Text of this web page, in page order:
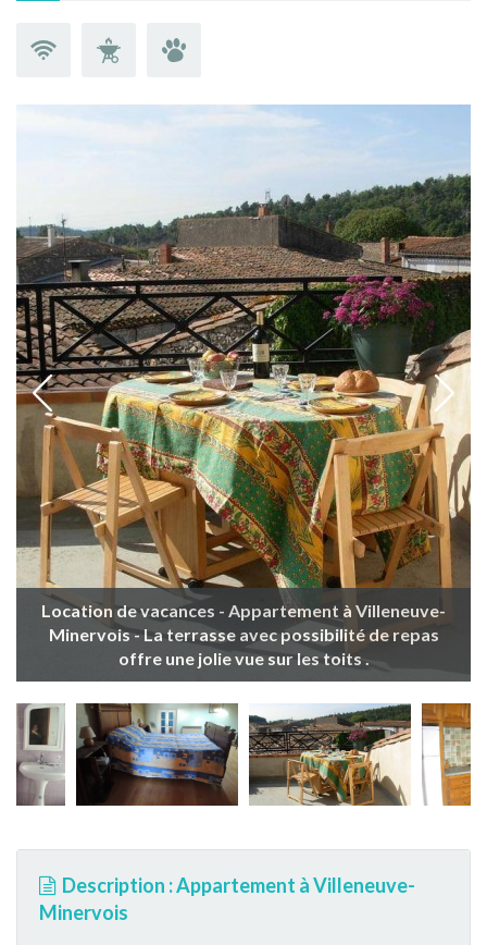
Location de vacances - Appartement à Villeneuve-
Minervois - La terrasse avec possibilité de repas
offre une jolie vue sur les toits .
Description : Appartement à Villeneuve-
Minervois